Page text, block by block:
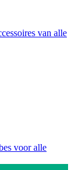
van alle
voor alle